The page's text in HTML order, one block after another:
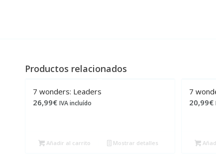
Productos relacionados
7 wonders: Leaders
26,99€ IVA incluído
Añadir al carrito Mostrar detalles
7
20,99€